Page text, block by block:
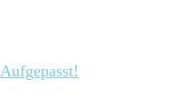
Aufgepasst!